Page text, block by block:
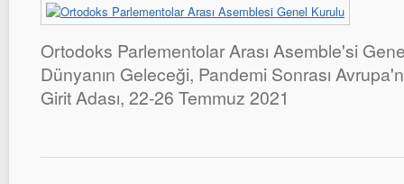
Ortodoks Parlementolar Arası Asemble'si
Dünyanın Geleceği, Pandemi Sonrası
Girit Adası, 22-26 Temmuz 2021